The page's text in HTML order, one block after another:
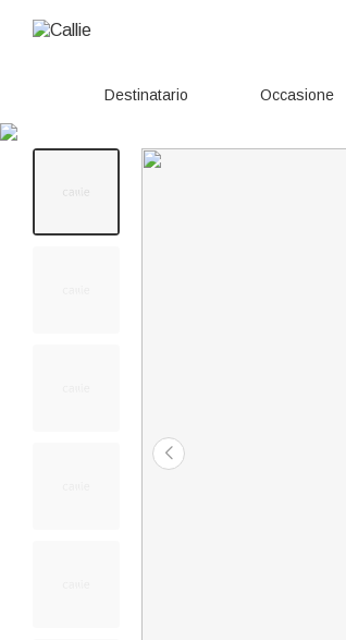
Destinatario Occasione